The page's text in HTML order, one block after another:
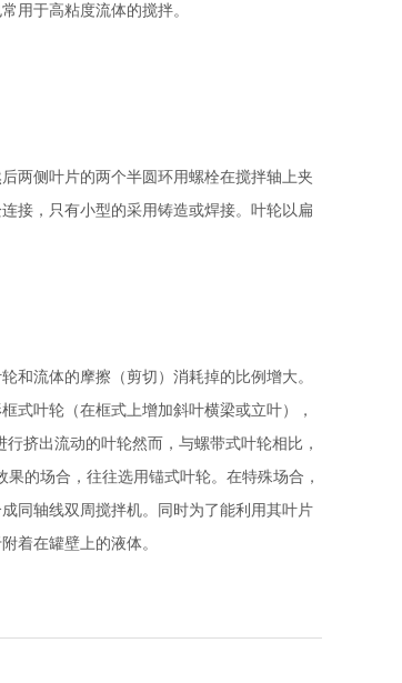
用于高粘度流体的搅拌。
两侧叶片的两个半圆环用螺栓在搅拌轴上夹
接，只有小型的采用铸造或焊接。叶轮以扁
流体的摩擦（剪切）消耗掉的比例增大。
式叶轮（在框式上增加斜叶横梁或立叶），
挤出流动的叶轮然而，与螺带式叶轮相比，
的场合，往往选用锚式叶轮。在特殊场合，
同轴线双周搅拌机。同时为了能利用其叶片
着在罐壁上的液体。